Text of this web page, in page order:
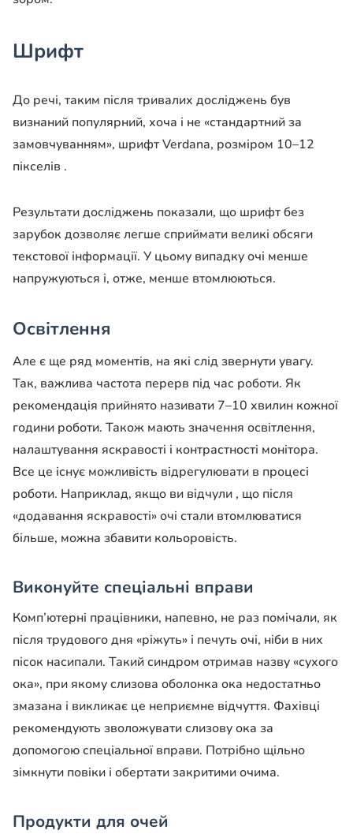
Шрифт
До речі, таким після тривалих досліджень був
визнаний популярний, хоча і не «стандартний за
замовчуванням», шрифт Verdana, розміром 10–12
пікселів .
Результати досліджень показали, що шрифт без
зарубок дозволяє легше сприймати великі обсяги
текстової інформації. У цьому випадку очі менше
напружуються і, отже, менше втомлюються.
Освітлення
Але є ще ряд моментів, на які слід звернути увагу.
Так, важлива частота перерв під час роботи. Як
рекомендація прийнято називати 7–10 хвилин кожної
години роботи. Також мають значення освітлення,
налаштування яскравості і контрастності монітора.
Все це існує можливість відрегулювати в процесі
роботи. Наприклад, якщо ви відчули , що після
«додавання яскравості» очі стали втомлюватися
більше, можна збавити кольоровість.
Виконуйте спеціальні вправи
Комп’ютерні працівники, напевно, не раз помічали, як
після трудового дня «ріжуть» і печуть очі, ніби в них
пісок насипали. Такий синдром отримав назву «сухого
ока», при якому слизова оболонка ока недостатньо
змазана і викликає це неприємне відчуття. Фахівці
рекомендують зволожувати слизову ока за
допомогою спеціальної вправи. Потрібно щільно
зімкнути повіки і обертати закритими очима.
Продукти для очей